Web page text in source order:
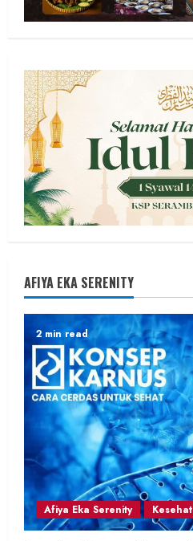
AFIYA EKA SERENITY
2 min read
Afiya Eka Serenity